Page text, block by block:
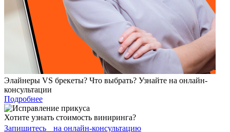
Элайнеры VS брекеты? Что выбрать? Узнайте на онлайн-
консультации
Подробнее
Хотите узнать стоимость виниринга?
Запишитесь на онлайн-консультацию